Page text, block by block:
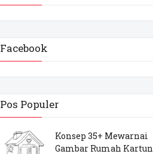
Facebook
Pos Populer
Konsep 35+ Mewarnai
Gambar Rumah Kartun